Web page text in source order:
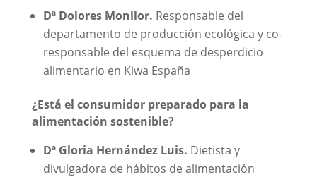
Dª Dolores Monllor. Responsable del
departamento de producción ecológica y co-
responsable del esquema de desperdicio
alimentario en Kiwa España
¿Está el consumidor preparado para la
alimentación sostenible?
Dª Gloria Hernández Luis. Dietista y
divulgadora de hábitos de alimentación